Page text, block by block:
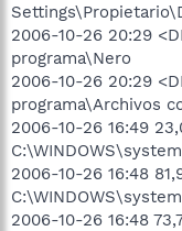
2006-10-26 20:29
programa\Nero
2006-10-26 20:29
programa\Archivos
2006-10-26 16:49
2006-10-26 16:48
2006-10-26 16:48